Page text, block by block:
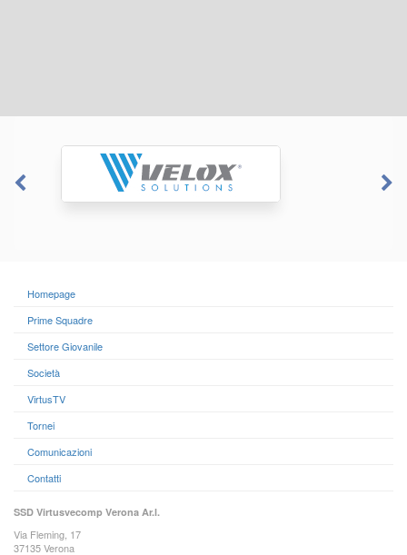
Homepage
Prime Squadre
Settore Giovanile
Società
VirtusTV
Tornei
Comunicazioni
Contatti
SSD Virtusvecomp Verona Ar.l.
Via Fleming, 17
37135 Verona